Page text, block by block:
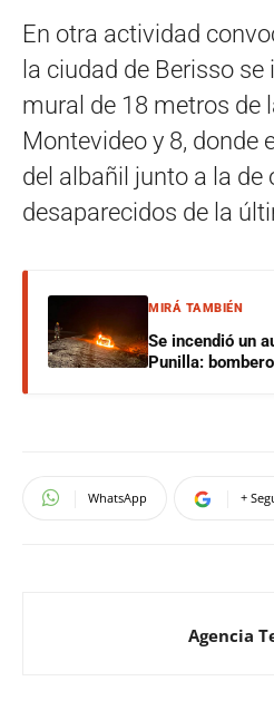
En otra actividad
la ciudad de Berisso
mural de 18 metros de
Montevideo y 8, donde
del albañil junto a la de
desaparecidos de la
MIRÁ TAMBIÉN
Se incendió un
Punilla:
WhatsApp +
Agencia